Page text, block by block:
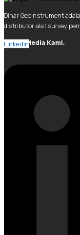
Dinar Geoinstrument
distributor alat survey
Social Media Kami.
Linkedin